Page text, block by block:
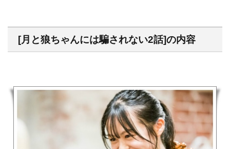
[月と狼ちゃんには騙されない2話]の内容